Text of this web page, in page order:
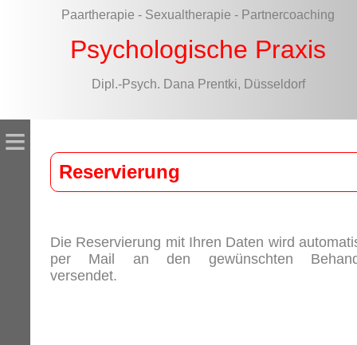
Paartherapie - Sexualtherapie - Partnercoaching
Psychologische Praxis
Dipl.-Psych. Dana Prentki, Düsseldorf
≡
Reservierung
Die Reservierung mit Ihren Daten wird
per Mail an den gewünschten
versendet.